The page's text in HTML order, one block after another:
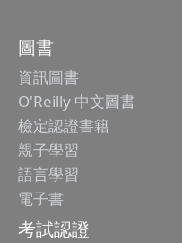
圖書
資訊圖書
O'Reilly 中文圖書
檢定認證書籍
親子學習
語言學習
電子書
考試認證